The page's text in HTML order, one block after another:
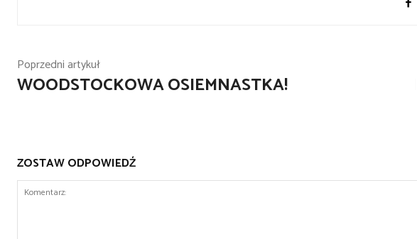
Poprzedni artykuł
WOODSTOCKOWA OSIEMNASTKA!
ZOSTAW ODPOWIEDŹ